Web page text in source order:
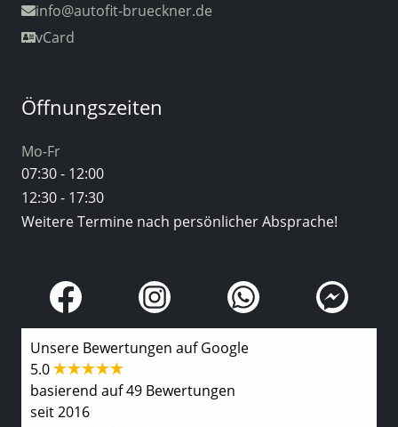
info@autofit-brueckner.de
vCard
Öffnungszeiten
Mo-Fr
07:30 - 12:00
12:30 - 17:30
Weitere Termine nach persönlicher Absprache!
Unsere Bewertungen auf Google
5.0
basierend auf 49 Bewertungen
seit 2016